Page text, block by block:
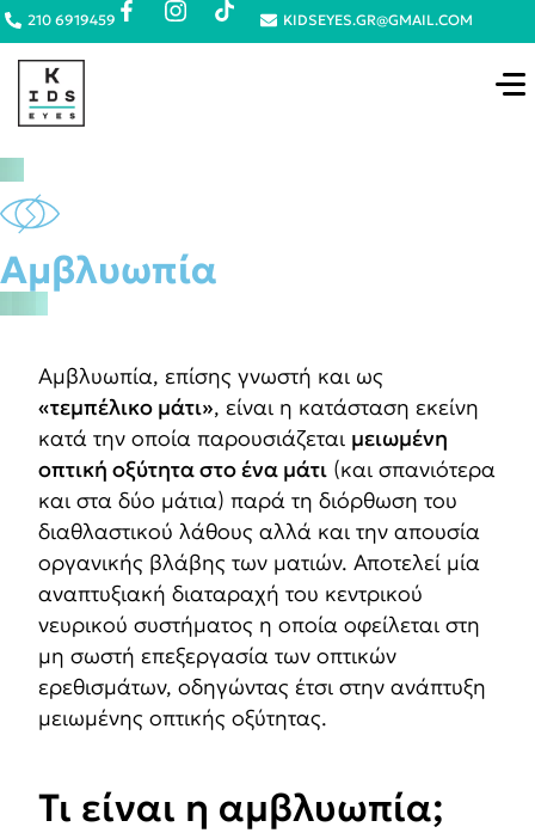
210 6919459 KIDSEYES.GR@GMAIL.COM
Αμβλυωπία
Αμβλυωπία, επίσης γνωστή και ως
«τεμπέλικο μάτι», είναι η κατάσταση εκείνη
κατά την οποία παρουσιάζεται μειωμένη
οπτική οξύτητα στο ένα μάτι (και σπανιότερα
και στα δύο μάτια) παρά τη διόρθωση του
διαθλαστικού λάθους αλλά και την απουσία
οργανικής βλάβης των ματιών. Αποτελεί μία
αναπτυξιακή διαταραχή του κεντρικού
νευρικού συστήματος η οποία οφείλεται στη
μη σωστή επεξεργασία των οπτικών
ερεθισμάτων, οδηγώντας έτσι στην ανάπτυξη
μειωμένης οπτικής οξύτητας.
Τι είναι η αμβλυωπία;